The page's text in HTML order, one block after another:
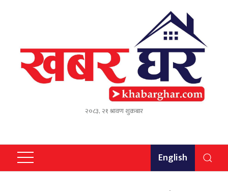
२०८३, २१ श्रावण शुक्रबार
English